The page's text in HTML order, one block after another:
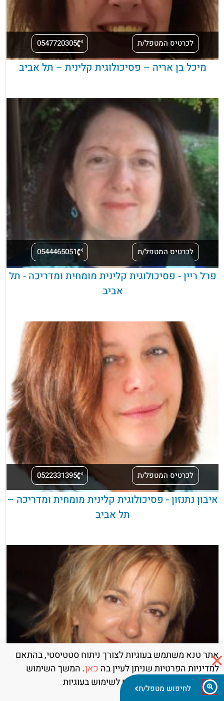
לכרטיס המטפל/ת 0547720305
מיכל בן אריה – פסיכולוגית קלינית – תל אביב
לכרטיס המטפל/ת 0544465051
פרל ריין - פסיכולוגית קלינית מומחית ומדריכה - תל
אביב
לכרטיס המטפל/ת 0522331395
איבון נתנזון - פסיכולוגית קלינית מומחית ומדריכה –
תל אביב
אתר טנא משתמש בעוגיות לצורך ניתוח סטטיסטי, בהתאם
למדיניות הפרטיות שניתן לעיין בה כאן. המשך השימוש
באתר מהווה את הסכמתכם לשימוש בעוגיות
לחיפוש מטפל/ת